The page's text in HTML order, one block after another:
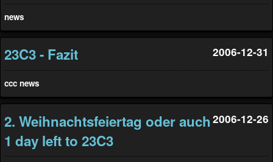
news
23C3 - Fazit 2006-12-31
ccc news
2. Weihnachtsfeiertag oder auch
1 day left to 23C3
2006-12-26